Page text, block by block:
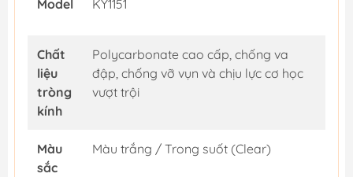
Model KY1151
Chất
liệu
tròng
kính
Polycarbonate cao cấp, chống va
đập, chống vỡ vụn và chịu lực cơ học
vượt trội
Màu
sắc
Màu trắng / Trong suốt (Clear)